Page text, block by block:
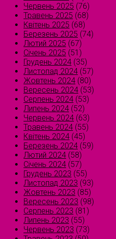
Червень 2025 (76)
Травень 2025 (68)
Квітень 2025 (68)
Березень 2025 (74)
Лютий 2025 (67)
Січень 2025 (51)
Грудень 2024 (35)
Листопад 2024 (57)
Жовтень 2024 (80)
Вересень 2024 (53)
Серпень 2024 (53)
Липень 2024 (52)
Червень 2024 (63)
Травень 2024 (55)
Квітень 2024 (45)
Березень 2024 (59)
Лютий 2024 (58)
Січень 2024 (57)
Грудень 2023 (55)
Листопад 2023 (93)
Жовтень 2023 (85)
Вересень 2023 (98)
Серпень 2023 (81)
Липень 2023 (55)
Червень 2023 (73)